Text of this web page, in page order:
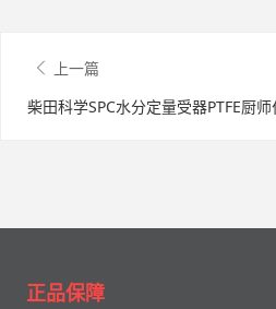
上一篇
柴田科学SPC水分定量受器PTFE厨
正品保障